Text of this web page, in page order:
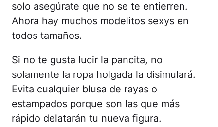
solo asegúrate que no se te entierren.
Ahora hay muchos modelitos sexys en
todos tamaños.
Si no te gusta lucir la pancita, no
solamente la ropa holgada la disimulará.
Evita cualquier blusa de rayas o
estampados porque son las que más
rápido delatarán tu nueva figura.